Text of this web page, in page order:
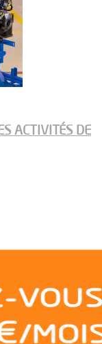
ACTIVITÉS DE